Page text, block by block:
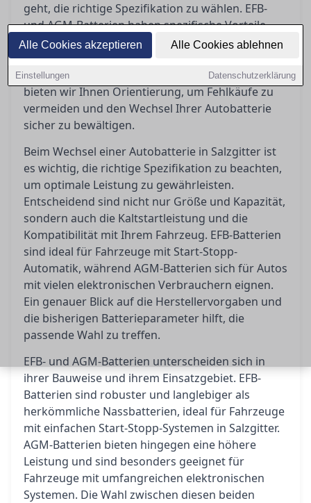
Alle Cookies akzeptieren Alle Cookies ablehnen
Einstellungen Datenschutzerklärung
geht, die richtige Spezifikation zu wählen. EFB-
und AGM-Batterien haben spezifische Vorteile
und es ist entscheidend zu wissen, wann man
selbst Hand anlegen kann oder doch eine
Werkstatt aufsuchen sollte. In diesem Artikel
bieten wir Ihnen Orientierung, um Fehlkäufe zu
vermeiden und den Wechsel Ihrer Autobatterie
sicher zu bewältigen.
Beim Wechsel einer Autobatterie in Salzgitter ist
es wichtig, die richtige Spezifikation zu beachten,
um optimale Leistung zu gewährleisten.
Entscheidend sind nicht nur Größe und Kapazität,
sondern auch die Kaltstartleistung und die
Kompatibilität mit Ihrem Fahrzeug. EFB-Batterien
sind ideal für Fahrzeuge mit Start-Stopp-
Automatik, während AGM-Batterien sich für Autos
mit vielen elektronischen Verbrauchern eignen.
Ein genauer Blick auf die Herstellervorgaben und
die bisherigen Batterieparameter hilft, die
passende Wahl zu treffen.
EFB- und AGM-Batterien unterscheiden sich in
ihrer Bauweise und ihrem Einsatzgebiet. EFB-
Batterien sind robuster und langlebiger als
herkömmliche Nassbatterien, ideal für Fahrzeuge
mit einfachen Start-Stopp-Systemen in Salzgitter.
AGM-Batterien bieten hingegen eine höhere
Leistung und sind besonders geeignet für
Fahrzeuge mit umfangreichen elektronischen
Systemen. Die Wahl zwischen diesen beiden